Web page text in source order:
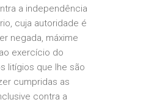
a independência
cuja autoridade é
negada, máxime
exercício do
litígios que lhe são
cumpridas as
contra a